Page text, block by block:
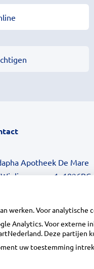
Apotheek De Mare
Wielingenweg 1, 1826BC
administratie
werken. Voor
Analytics. Voor externe
Deze partijen
uw toestemming